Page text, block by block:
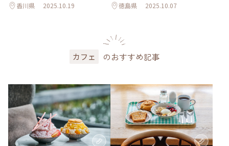
香川県 2025.10.19 徳島県 2025.10.07
カフェ のおすすめ記事